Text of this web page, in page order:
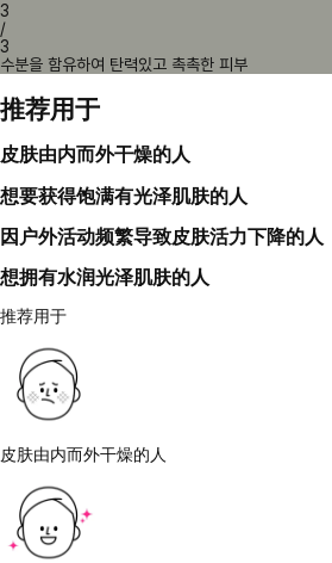
3
/
3
수분을 함유하여 탄력있고 촉촉한 피부
推荐用于
皮肤由内而外干燥的人
想要获得饱满有光泽肌肤的人
因户外活动频繁导致皮肤活力下降的人
想拥有水润光泽肌肤的人
推荐用于
皮肤由内而外干燥的人